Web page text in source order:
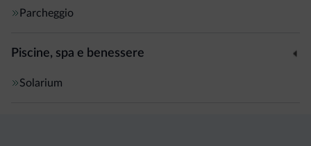
Parcheggio
Piscine, spa e benessere
Solarium